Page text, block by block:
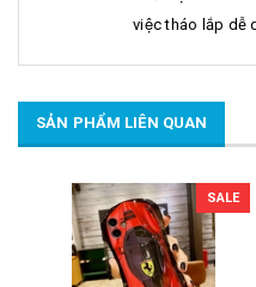
việc tháo lắp dễ
SẢN PHẨM LIÊN QUAN
SALE